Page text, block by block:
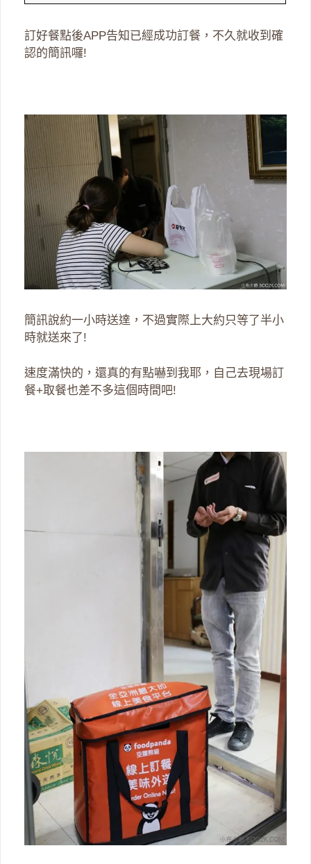
訂好餐點後APP告知已經成功訂餐，不久就收到確
認的簡訊囉!
簡訊說約一小時送達，不過實際上大約只等了半小
時就送來了!
速度滿快的，還真的有點嚇到我耶，自己去現場訂
餐+取餐也差不多這個時間吧!